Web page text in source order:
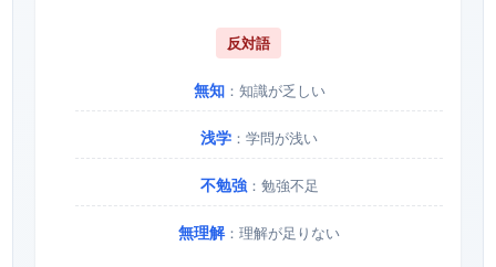
反対語
無知：知識が乏しい
浅学 ：学問が浅い
不勉強：勉強不足
無理解：理解が足りない